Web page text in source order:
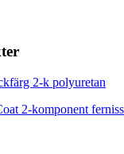
2-k polyuretan
2-komponent